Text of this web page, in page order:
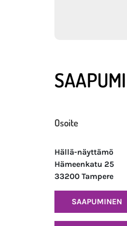
Osoite
Hällä-näyttämö
Hämeenkatu 25
33200 Tampere
SAAPUMINEN